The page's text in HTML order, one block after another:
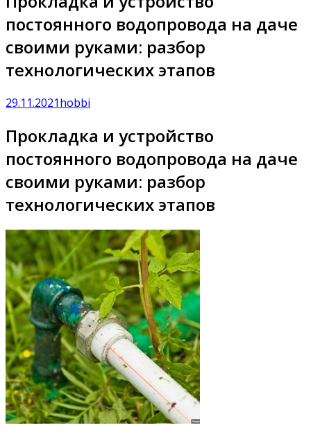
постоянного водопровода на даче
своими руками: разбор
технологических этапов
29.11.2021hobbi
Прокладка и устройство
постоянного водопровода на даче
своими руками: разбор
технологических этапов